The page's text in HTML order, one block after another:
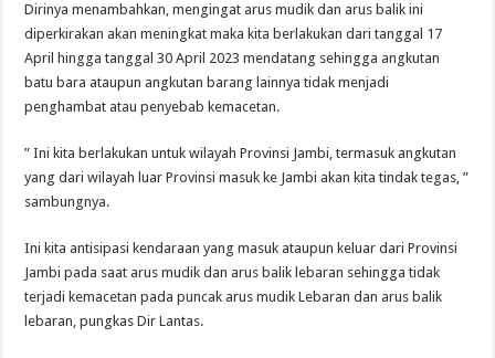
Dirinya menambahkan, mengingat arus mudik dan arus balik ini
diperkirakan akan meningkat maka kita berlakukan dari tanggal 17
April hingga tanggal 30 April 2023 mendatang sehingga angkutan
batu bara ataupun angkutan barang lainnya tidak menjadi
penghambat atau penyebab kemacetan.
” Ini kita berlakukan untuk wilayah Provinsi Jambi, termasuk angkutan
yang dari wilayah luar Provinsi masuk ke Jambi akan kita tindak tegas, ”
sambungnya.
Ini kita antisipasi kendaraan yang masuk ataupun keluar dari Provinsi
Jambi pada saat arus mudik dan arus balik lebaran sehingga tidak
terjadi kemacetan pada puncak arus mudik Lebaran dan arus balik
lebaran, pungkas Dir Lantas.